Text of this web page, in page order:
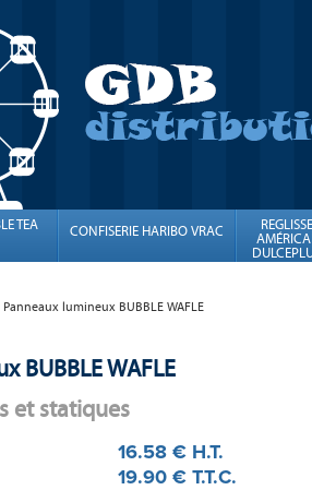
TEA CONFISERIE HARIBO VRAC
FINI
Panneaux lumineux BUBBLE WAFLE
BUBBLE WAFLE
et statiques
16.58 € H.T.
19.90 € T.T.C.